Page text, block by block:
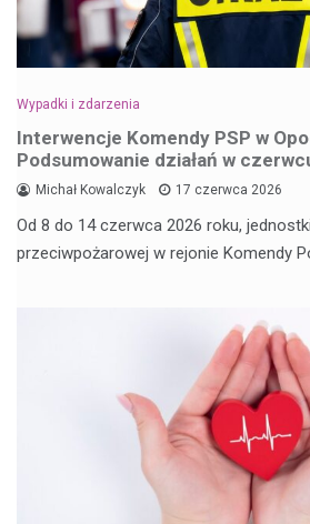
Wypadki i zdarzenia
Interwencje Komendy PSP w
Podsumowanie działań w
Michał Kowalczyk 17 czerwca 2026
Od 8 do 14 czerwca 2026 roku,
przeciwpożarowej w rejonie Komendy